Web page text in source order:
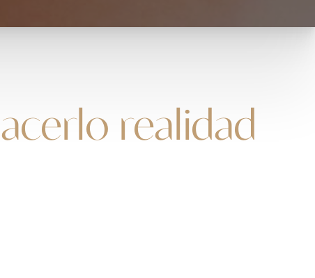
realidad